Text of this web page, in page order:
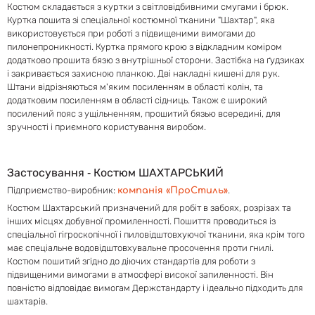
Костюм складається з куртки з світловідбивними смугами і брюк.
Куртка пошита зі спеціальної костюмної тканини "Шахтар", яка
використовується при роботі з підвищеними вимогами до
пилонепроникності. Куртка прямого крою з відкладним коміром
додатково прошита бязю з внутрішньої сторони. Застібка на ґудзиках
і закривається захисною планкою. Дві накладні кишені для рук.
Штани відрізняються м'яким посиленням в області колін, та
додатковим посиленням в області сідниць. Також є широкий
посилений пояс з ущільненням, прошитий бязью всередині, для
зручності і приємного користування виробом.
Застосування ‐ Костюм ШАХТАРСЬКИЙ
Підприємство-виробник: компанія «ПроСтиль».
Костюм Шахтарський призначений для робіт в забоях, розрізах та
інших місцях добувної промиленності. Пошиття проводиться із
спеціальної гігроскопічної і пиловідштовхуючої тканини, яка крім того
має спеціальне водовідштовхувальне просочення проти гнилі .
Костюм пошитий згідно до діючих стандартів для роботи з
підвищеними вимогами в атмосфері високої запиленності. Він
повністю відповідає вимогам Держстандарту і ідеально підходить для
шахтарів.